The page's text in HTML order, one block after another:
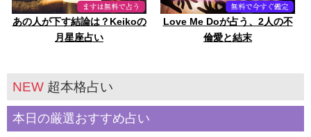
あの人が下す結論は？Keikoの
月星座占い
Love Me Doが占う、2人の不
倫愛と結末
NEW 超本格占い
本日の厳選おすすめ占い